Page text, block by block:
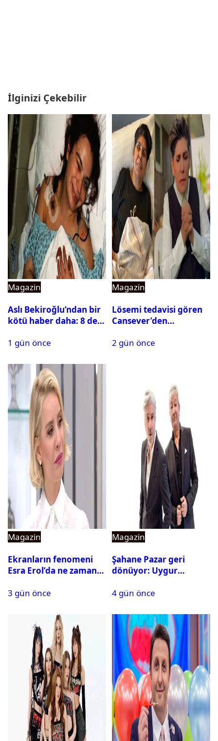
İlginizi Çekebilir
Magazin
Aslı Bekiroğlu’ndan bir
kötü haber daha: 8 defa
1 gün önce
Magazin
Lösemi tedavisi gören
Cansever’den
2 gün önce
Magazin
Ekranların fenomeni
Esra Erol’da ne zaman
3 gün önce
Magazin
Şahane Pazar geri
dönüyor: Uygur
açıklama geldi
4 gün önce